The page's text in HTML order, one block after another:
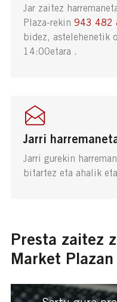
Jar zaitez
Plaza-rekin 943 482
bidez, astelehenetik
14:00etara .
Jarri
Jarri gurekin
bitartez eta ahalik
Presta zaitez
Market Plazan